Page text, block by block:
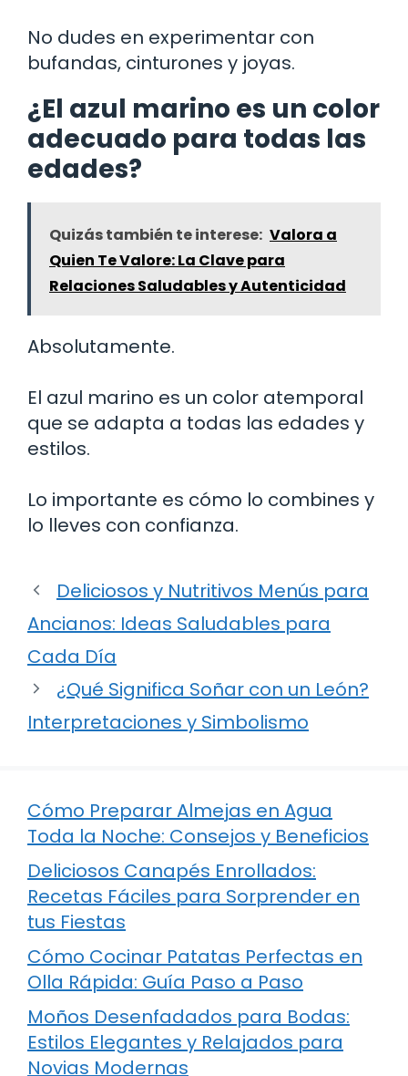
No dudes en experimentar con
bufandas, cinturones y joyas.
¿El azul marino es un color
adecuado para todas las
edades?
Quizás también te interese: Valora a
Quien Te Valore: La Clave para
Relaciones Saludables y Autenticidad
Absolutamente.
El azul marino es un color atemporal
que se adapta a todas las edades y
estilos.
Lo importante es cómo lo combines y
lo lleves con confianza.
Deliciosos y Nutritivos Menús para
Ancianos: Ideas Saludables para
Cada Día
¿Qué Significa Soñar con un León?
Interpretaciones y Simbolismo
Cómo Preparar Almejas en Agua
Toda la Noche: Consejos y Beneficios
Deliciosos Canapés Enrollados:
Recetas Fáciles para Sorprender en
tus Fiestas
Cómo Cocinar Patatas Perfectas en
Olla Rápida: Guía Paso a Paso
Moños Desenfadados para Bodas:
Estilos Elegantes y Relajados para
Novias Modernas